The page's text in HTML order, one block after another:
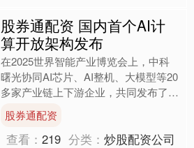
股券通配资 国内首个AI计
算开放架构发布
在2025世界智能产业博览会上，中科
曙光协同AI芯片、AI整机、大模型等20
多家产业链上下游企业，共同发布了国
内首个AI计算开放架构，推出AI超集群
系统，开放多....
股券通配资
查看：219 分类：炒股配资公司